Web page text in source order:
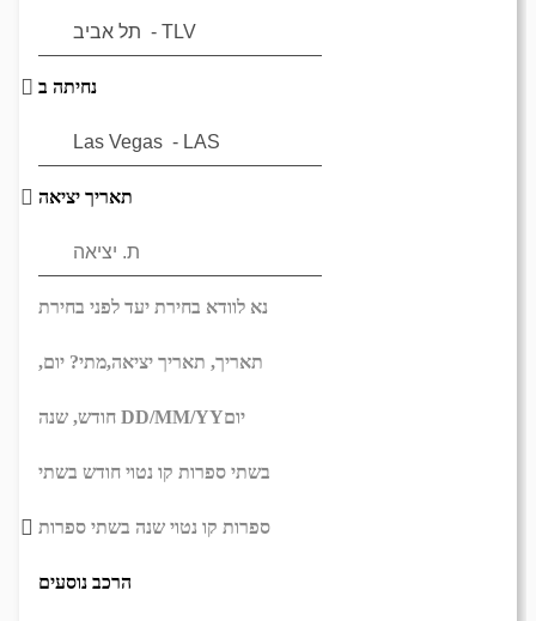
נחיתה ב
תאריך יציאה
נא לוודא בחירת יעד לפני בחירת
תאריך, תאריך יציאה,מתי? יום,
DD/MM/YYיום
בשתי ספרות קו נטוי חודש בשתי
ספרות קו נטוי שנה בשתי ספרות
הרכב נוסעים